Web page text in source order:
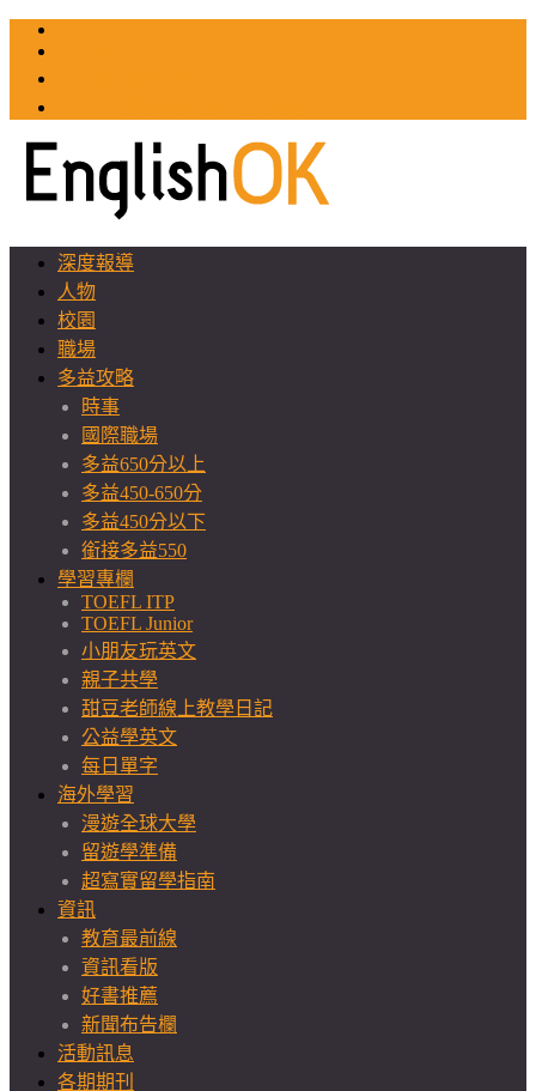
深度報導
人物
校園
職場
多益攻略
時事
國際職場
多益650分以上
多益450-650分
多益450分以下
銜接多益550
學習專欄
TOEFL ITP
TOEFL Junior
小朋友玩英文
親子共學
甜豆老師線上教學日記
公益學英文
每日單字
海外學習
漫遊全球大學
留遊學準備
超寫實留學指南
資訊
教育最前線
資訊看版
好書推薦
新聞布告欄
活動訊息
各期期刊